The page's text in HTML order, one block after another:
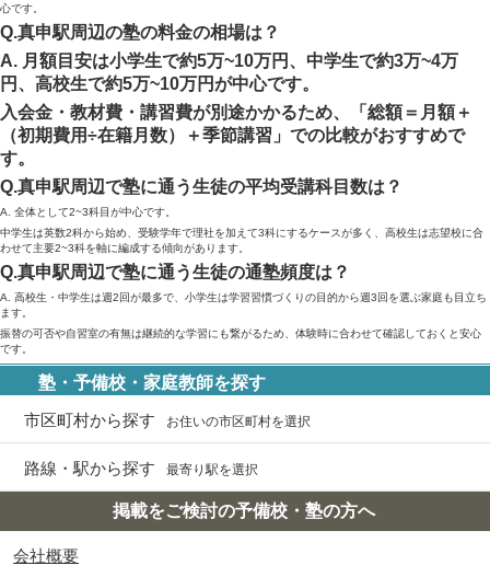
心です。
Q.真申駅周辺の塾の料金の相場は？
A. 月額目安は小学生で約5万~10万円、中学生で約3万~4万
円、高校生で約5万~10万円が中心です。
入会金・教材費・講習費が別途かかるため、「総額＝月額＋
（初期費用÷在籍月数）＋季節講習」での比較がおすすめで
す。
Q.真申駅周辺で塾に通う生徒の平均受講科目数は？
A. 全体として2~3科目が中心です。
中学生は英数2科から始め、受験学年で理社を加えて3科にするケースが多く、高校生は志望校に合
わせて主要2~3科を軸に編成する傾向があります。
Q.真申駅周辺で塾に通う生徒の通塾頻度は？
A. 高校生・中学生は週2回が最多で、小学生は学習習慣づくりの目的から週3回を選ぶ家庭も目立ち
ます。
振替の可否や自習室の有無は継続的な学習にも繋がるため、体験時に合わせて確認しておくと安心
です。
塾・予備校・家庭教師を探す
市区町村から探す お住いの市区町村を選択
路線・駅から探す 最寄り駅を選択
掲載をご検討の予備校・塾の方へ
会社概要